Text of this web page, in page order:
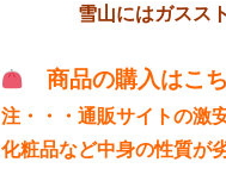
雪山にはガスストー
商品の購入はこ
注・・・通販サイトの激
化粧品など中身の性質が